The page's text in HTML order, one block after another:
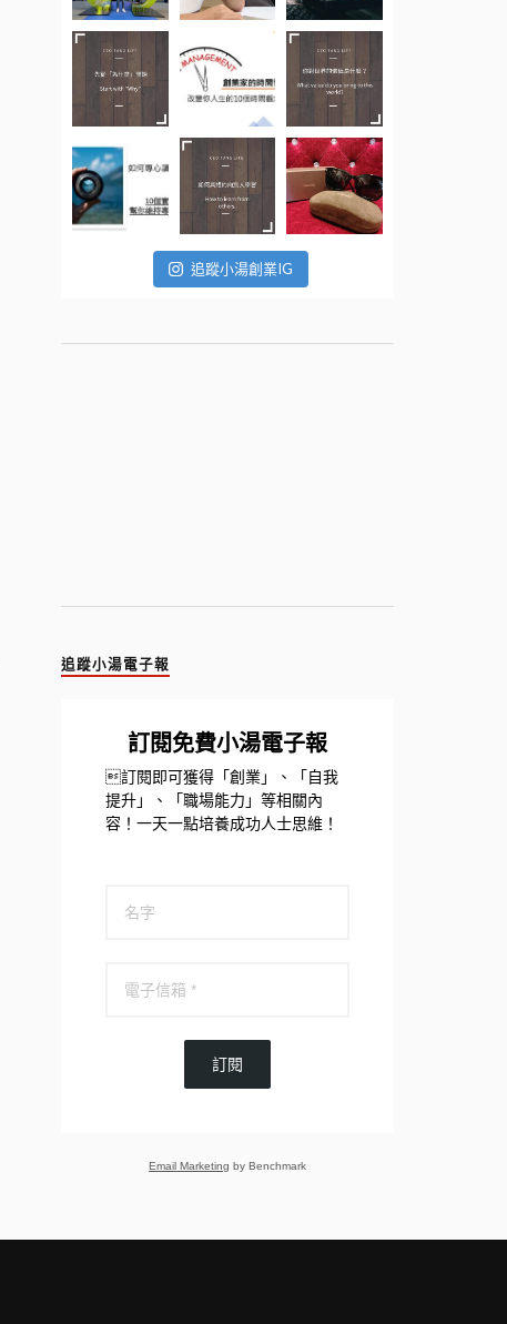
追蹤小湯創業IG
追蹤小湯電子報
訂閱免費小湯電子報
訂閱即可獲得「創業」、「自我
提升」、「職場能力」等相關內
容！一天一點培養成功人士思維！
訂閱
Email Marketing by Benchmark